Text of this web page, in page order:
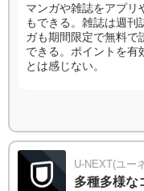
マンガや雑誌をアプリ
もできる。雑誌は週刊
ガも期間限定で無料で
できる。ポイントを有
とは感じない。
U-NEXT(ユー
多種多様な